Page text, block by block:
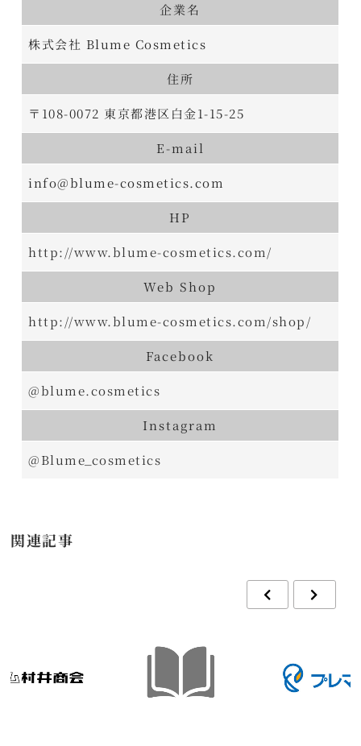
企業名
株式会社 Blume Cosmetics
住所
〒108-0072 東京都港区白金1-15-25
E-mail
info@blume-cosmetics.com
HP
http://www.blume-cosmetics.com/
Web Shop
http://www.blume-cosmetics.com/shop/
Facebook
@blume.cosmetics
Instagram
@Blume_cosmetics
関連記事